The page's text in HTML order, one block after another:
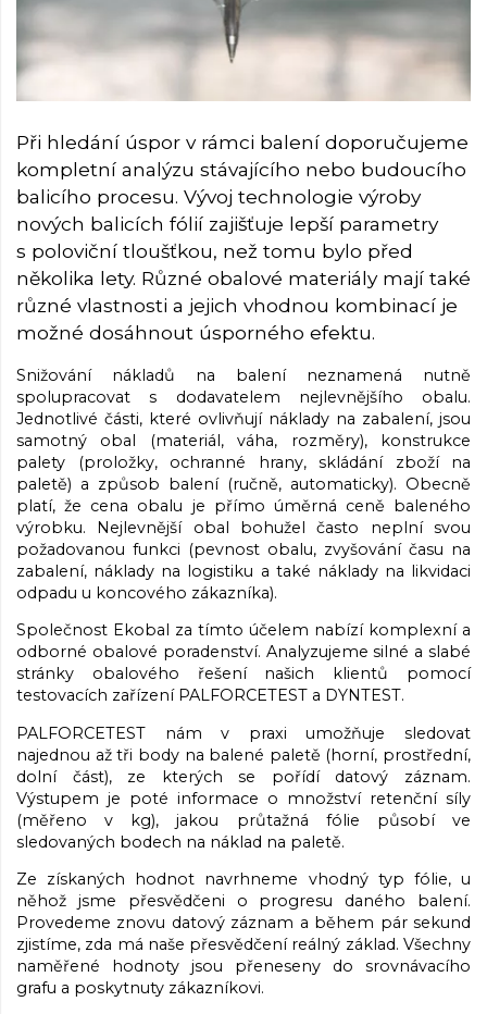
Při hledání úspor v rámci balení doporučujeme
kompletní analýzu stávajícího nebo budoucího
balicího procesu. Vývoj technologie výroby
nových balicích fólií zajišťuje lepší parametry
s poloviční tloušťkou, než tomu bylo před
několika lety. Různé obalové materiály mají také
různé vlastnosti a jejich vhodnou kombinací je
možné dosáhnout úsporného efektu.
Snižování nákladů na balení neznamená nutně
spolupracovat s dodavatelem nejlevnějšího obalu.
Jednotlivé části, které ovlivňují náklady na zabalení, jsou
samotný obal (materiál, váha, rozměry), konstrukce
palety (proložky, ochranné hrany, skládání zboží na
paletě) a způsob balení (ručně, automaticky). Obecně
platí, že cena obalu je přímo úměrná ceně baleného
výrobku. Nejlevnější obal bohužel často neplní svou
požadovanou funkci (pevnost obalu, zvyšování času na
zabalení, náklady na logistiku a také náklady na likvidaci
odpadu u koncového zákazníka).
Společnost Ekobal za tímto účelem nabízí komplexní a
odborné obalové poradenství. Analyzujeme silné a slabé
stránky obalového řešení našich klientů pomocí
testovacích zařízení PALFORCETEST a DYNTEST.
PALFORCETEST nám v praxi umožňuje sledovat
najednou až tři body na balené paletě (horní, prostřední,
dolní část), ze kterých se pořídí datový záznam.
Výstupem je poté informace o množství retenční síly
(měřeno v kg), jakou průtažná fólie působí ve
sledovaných bodech na náklad na paletě.
Ze získaných hodnot navrhneme vhodný typ fólie, u
něhož jsme přesvědčeni o progresu daného balení.
Provedeme znovu datový záznam a během pár sekund
zjistíme, zda má naše přesvědčení reálný základ. Všechny
naměřené hodnoty jsou přeneseny do srovnávacího
grafu a poskytnuty zákazníkovi.